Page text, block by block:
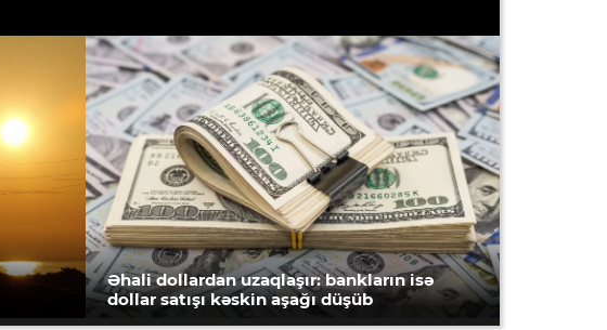
Əhali dollardan uzaqlaşır: bankların isə
dollar satışı kəskin aşağı düşüb